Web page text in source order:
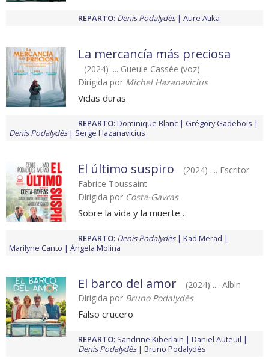
REPARTO: Denis Podalydès Aure Atika
La mercancía más preciosa
(2024) .... Gueule Cassée (voz)
Dirigida por Michel Hazanavicius
Vidas duras
REPARTO: Dominique Blanc
Grégory Gadebois
Denis Podalydès
Serge Hazanavicius
El último suspiro
(2024) .... Escritor
Fabrice Toussaint
Dirigida por Costa-Gavras
Sobre la vida y la muerte…
REPARTO: Denis Podalydès
Kad Merad
Marilyne Canto
Ángela Molina
El barco del amor
(2024) .... Albin
Dirigida por Bruno Podalydès
Falso crucero
REPARTO: Sandrine Kiberlain
Daniel Auteuil
Denis Podalydès
Bruno Podalydès